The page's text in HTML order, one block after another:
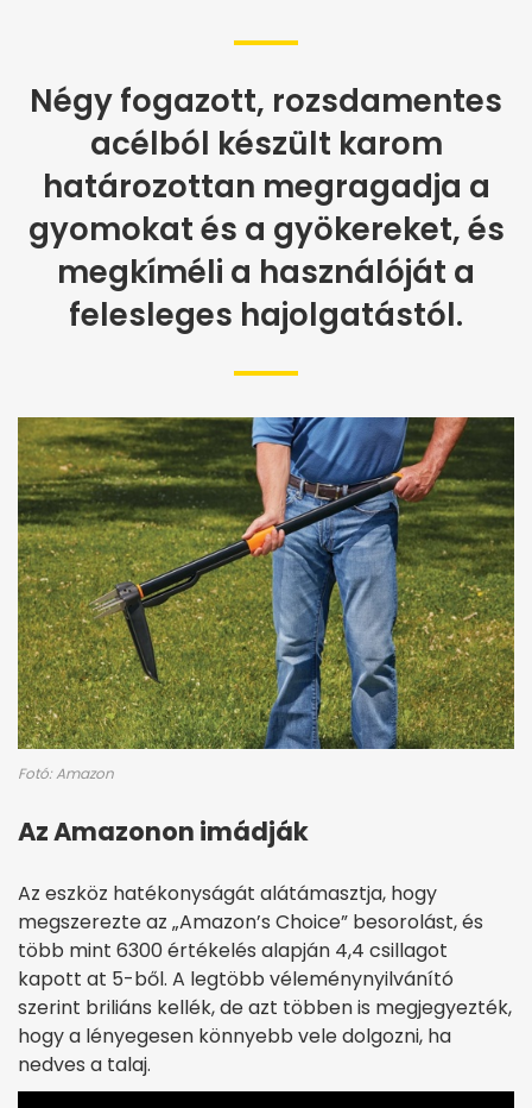
Négy fogazott, rozsdamentes
acélból készült karom
határozottan megragadja a
gyomokat és a gyökereket, és
megkíméli a használóját a
felesleges hajolgatástól.
Fotó: Amazon
Az Amazonon imádják
Az eszköz hatékonyságát alátámasztja, hogy
megszerezte az „Amazon’s Choice” besorolást, és
több mint 6300 értékelés alapján 4,4 csillagot
kapott at 5-ből. A legtöbb véleménynyilvánító
szerint briliáns kellék, de azt többen is megjegyezték,
hogy a lényegesen könnyebb vele dolgozni, ha
nedves a talaj.